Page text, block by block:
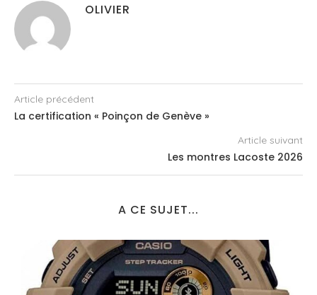
OLIVIER
Article précédent
La certification « Poinçon de Genève »
Article suivant
Les montres Lacoste 2026
A CE SUJET...